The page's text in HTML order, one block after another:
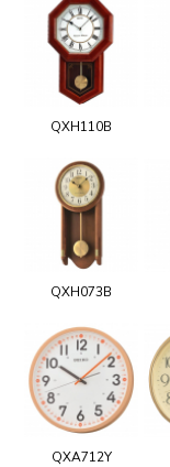
QXH110B
QXH073B
QXA712Y